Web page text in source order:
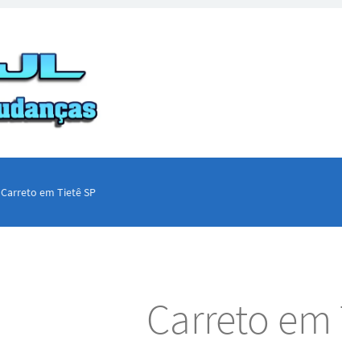
Carreto em Tietê SP
Carreto em